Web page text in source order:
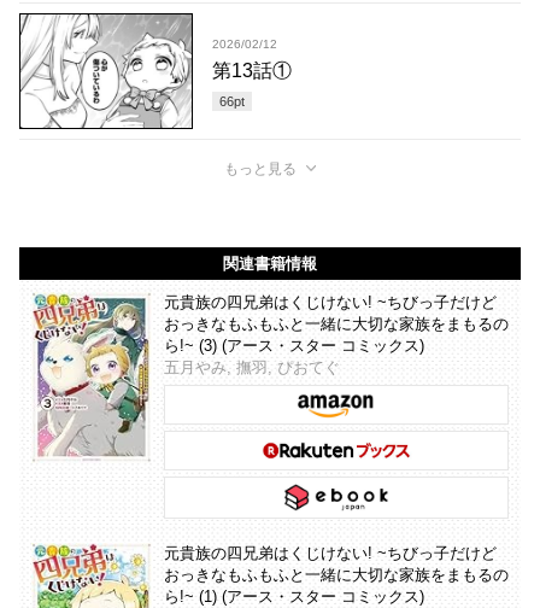
2026/02/12
第13話①
66pt
もっと見る
関連書籍情報
元貴族の四兄弟はくじけない! ~ちびっ子だけど
おっきなもふもふと一緒に大切な家族をまもるの
ら!~ (3) (アース・スター コミックス)
五月やみ, 撫羽, ぴおてぐ
元貴族の四兄弟はくじけない! ~ちびっ子だけど
おっきなもふもふと一緒に大切な家族をまもるの
ら!~ (1) (アース・スター コミックス)